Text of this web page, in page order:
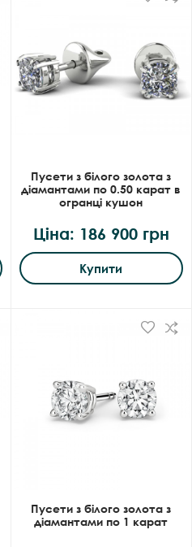
Пусети з білого золота з
діамантами по 0.50 карат в
огранці кушон
Ціна: 186 900 грн
Купити
Пусети з білого золота з
діамантами по 1 карат